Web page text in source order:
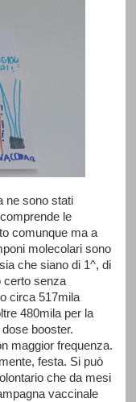
ne sono stati
le
comunque ma a
molecolari sono
che siano di 1^, di
certo senza
circa 517mila
480mila per la
booster.
maggior frequenza.
festa. Si può
che da mesi
vaccinale